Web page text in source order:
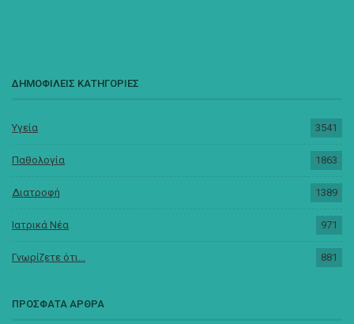
ΔΗΜΟΦΙΛΕΙΣ ΚΑΤΗΓΟΡΙΕΣ
Υγεία 3541
Παθολογία 1863
Διατροφή 1389
Ιατρικά Νέα 971
Γνωρίζετε ότι... 881
ΠΡΟΣΦΑΤΑ ΑΡΘΡΑ